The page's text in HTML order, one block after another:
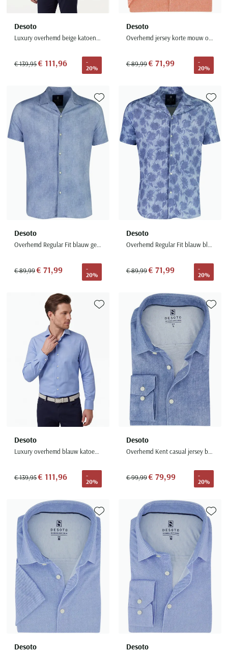
Desoto
Luxury overhemd beige katoen witte knoop
€ 139,95€ 111,96
-
20%
Desoto
Overhemd jersey korte mouw oranje katoen
€ 89,99€ 71,99
-
20%
Desoto
Overhemd Regular Fit blauw gemêleerd
€ 89,99€ 71,99
-
20%
Toevoegen aan favorieten
Desoto
Overhemd Regular Fit blauw bladeren
€ 89,99€ 71,99
-
20%
Desoto
Luxury overhemd blauw katoen witte knoop
€ 139,95€ 111,96
-
20%
Toevoegen aan favorieten
Desoto
Overhemd Kent casual jersey blauw gemeleerd
€ 99,99€ 79,99
-
20%
Desoto
Toevoegen aan favorieten
Desoto